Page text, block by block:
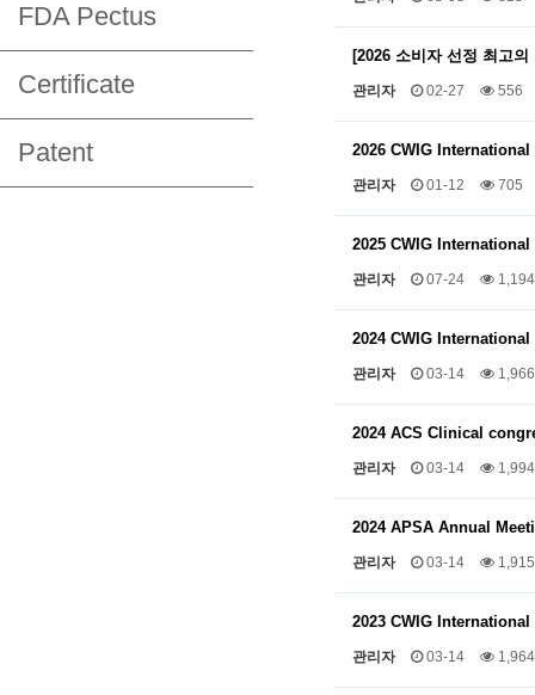
FDA Pectus
Certificate
Patent
[2026 소비자 선정 최고
관리자 02-27 556
2026 CWIG
관리자 01-12 705
2025 CWIG
관리자 07-24 1,194
2024 CWIG
관리자 03-14 1,966
2024 ACS Clinical
관리자 03-14 1,994
2024 APSA Annual
관리자 03-14 1,915
2023 CWIG
관리자 03-14 1,964